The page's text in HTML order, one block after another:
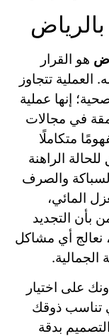
هو القرار
العملية تتجاوز
إنها عملية
في مجالات
متكاملًا
الراهنة
والصرف
المائي،
بأن التجديد
نعالج أي مشاكل
الجمالية.
على اختيار
تناسب ذوقك
بدقة